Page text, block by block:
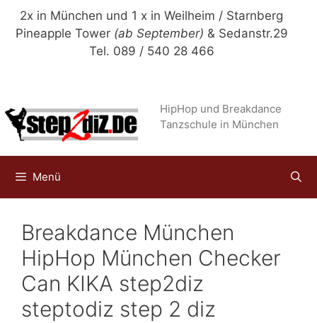
Zum
Inhalt
2x in München und 1 x in Weilheim / Starnberg
Pineapple Tower (ab September) & Sedanstr.29
Tel. 089 / 540 28 466
HipHop und Breakdance
Tanzschule in München
Menü
Breakdance München
HipHop München Checker
Can KIKA step2diz
steptodiz step 2 diz